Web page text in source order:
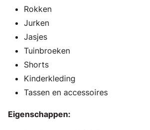
Rokken
Jurken
Jasjes
Tuinbroeken
Shorts
Kinderkleding
Tassen en accessoires
Eigenschappen: